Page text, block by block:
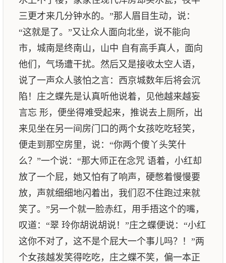
三更才来几分钟水的。”那人眉目生动，说：
“这就是了。”又让众人面向北坐，说不能向
市，城南是终南山，山中 自有高手真人，面向
他们，气场遭干扰。然后又是接收太空人语，
说了一声众人骇怕之言：西京城数年后将会沉
陷！庄之蝶先是认真听他说着，见他越来越妄
言忘 形，便坐得难受起来，推说去上厕所，出
来见坐在另一间房门口的两个女孩吃吃轻笑，
便走到那空房里，说：“你两个傻丫头笑什
么？”一个说：“那大师正在念咒 语着，小红却
放了一个屁，她又怕有了响声，硬憋着慢慢要
放，声就细细地闪着出，我们忍不住跑过来就
笑了。”另一个就一脸赤红，用手捂这个的嘴，
叹道：“翠 玲你胡说胡说！”庄之蝶便说：“小红
这你不对了，这不是个屁大一个事儿吗？！”两
个女孩越发笑得吃吃，庄之蝶不笑，偏一本正